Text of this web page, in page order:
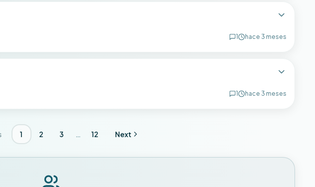
1 hace 3 meses
1 hace 3 meses
1 2 3 … 12 Next